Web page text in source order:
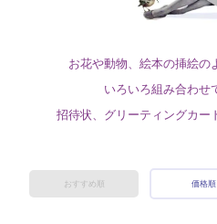
お花や動物、絵本の挿絵の
いろいろ組み合わせ
招待状、グリーティングカー
おすすめ順 価格順